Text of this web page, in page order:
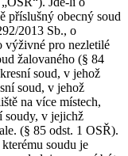
příslušný obecný soud
2013 Sb., o
výživné pro nezletilé
žalovaného (§ 84
soud, v jehož
soud, v jehož
na více místech,
soudy, v jejichž
(§ 85 odst. 1 OSŘ).
soudu je